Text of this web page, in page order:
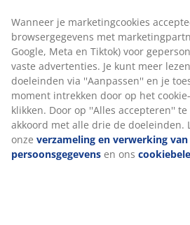
Wanneer je marketingcookies
browsergegevens met
Google, Meta en Tiktok) voor
vaste advertenties. Je kunt meer
doeleinden via ''Aanpassen'' en je
moment intrekken door op het
klikken. Door op ''Alles accepteren'' te
akkoord met alle drie de doeleinden.
onze verzameling en verwerking van
persoonsgegevens en ons